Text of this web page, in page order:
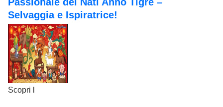
Selvaggia e Ispiratrice!
Scopri l